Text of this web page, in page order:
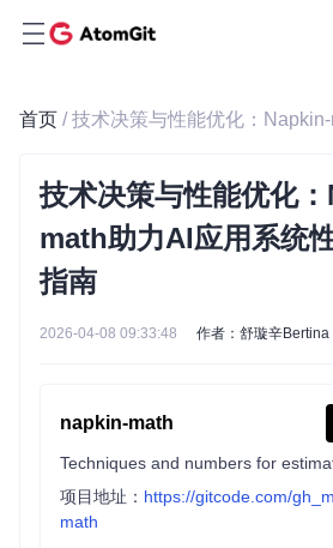
首页
技术决策与性能优化
math助力AI应用系统
指南
2026-04-08 09:33:48 作者：舒璇辛Bertina
napkin-math
项目地址： https://gitcode.com/
math